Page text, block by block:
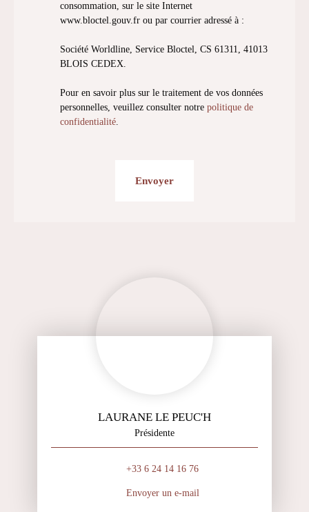
consommation, sur le site Internet
www.bloctel.gouv.fr ou par courrier adressé à :
Société Worldline, Service Bloctel, CS 61311, 41013
BLOIS CEDEX.
Pour en savoir plus sur le traitement de vos données
personnelles, veuillez consulter notre politique de
confidentialité.
Envoyer
LAURANE LE PEUC'H
Présidente
+33 6 24 14 16 76
Envoyer un e-mail